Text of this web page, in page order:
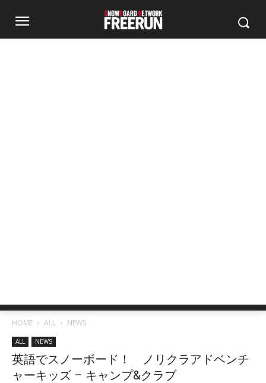
HOME ALL NEWS
ALL NEWS
英語でスノーボード！ ノリクラアドベンチ
ャーキッズ – キャンプ&クラブ